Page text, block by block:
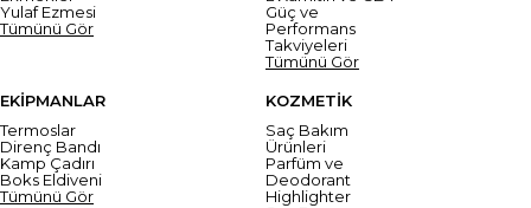
Yulaf Ezmesi
Tümünü Gör
Güç ve
Performans
Takviyeleri
Tümünü Gör
EKİPMANLAR
Termoslar
Direnç Bandı
Kamp Çadırı
Boks Eldiveni
Tümünü Gör
KOZMETİK
Saç Bakım
Ürünleri
Parfüm ve
Deodorant
Highlighter